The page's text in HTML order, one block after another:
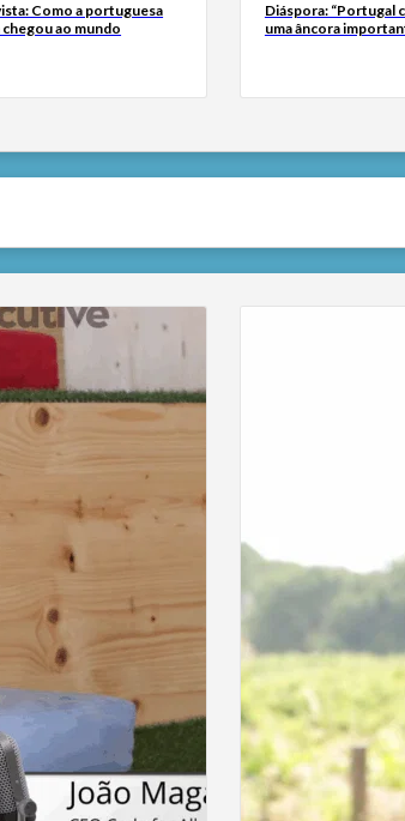
Como a portuguesa
ao mundo
Diáspora: “Portugal
uma âncora